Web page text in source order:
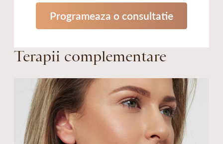
Programeaza o consultatie
Terapii complementare